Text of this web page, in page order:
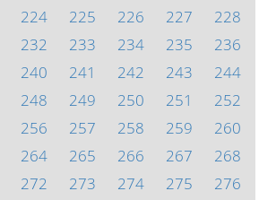
224 225 226 227
228
232 233 234 235
236
240 241 242 243
244
248 249 250 251
252
256 257 258 259
260
264 265 266 267
268
272 273 274 275
276